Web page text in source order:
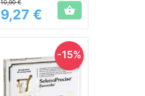
Prix
10,90 €
9,27 € 
-15%